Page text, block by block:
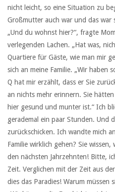
nicht leicht, so eine Situation zu
Großmutter auch war und das war
„Und du wohnst hier?“, fragte
verlegenden Lachen. „Hat was,
Quartiere für Gäste, wie man mir
sich an meine Familie. „Wir haben
Q hat mir erzählt, dass er Sie
an nichts mehr erinnern. Sie
hier gesund und munter ist.“ Ich
gerademal ein paar Stunden. Und
zurückschicken. Ich wandte mich
Familie wirklich gehen? Sie
den nächsten Jahrzehnten! Bitte,
Zeit. Verglichen mit der Zeit aus
dies das Paradies! Warum müssen